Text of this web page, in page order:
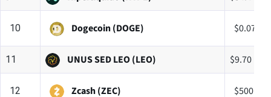
10 Dogecoin (DOGE) $0.07042
11 UNUS SED LEO (LEO) $9.70
12 Zcash (ZEC) $500.58